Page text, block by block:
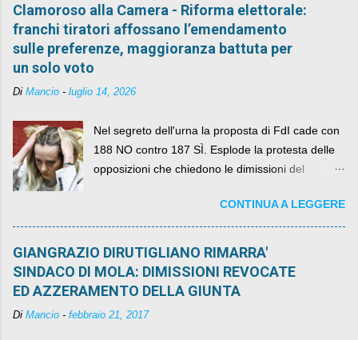
Clamoroso alla Camera - Riforma elettorale:
franchi tiratori affossano l’emendamento
sulle preferenze, maggioranza battuta per
un solo voto
Di Mancio - luglio 14, 2026
Nel segreto dell'urna la proposta di FdI cade con
188 NO contro 187 SÌ. Esplode la protesta delle
opposizioni che chiedono le dimissioni del
CONTINUA A LEGGERE
GIANGRAZIO DIRUTIGLIANO RIMARRA'
SINDACO DI MOLA: DIMISSIONI REVOCATE
ED AZZERAMENTO DELLA GIUNTA
Di Mancio - febbraio 21, 2017